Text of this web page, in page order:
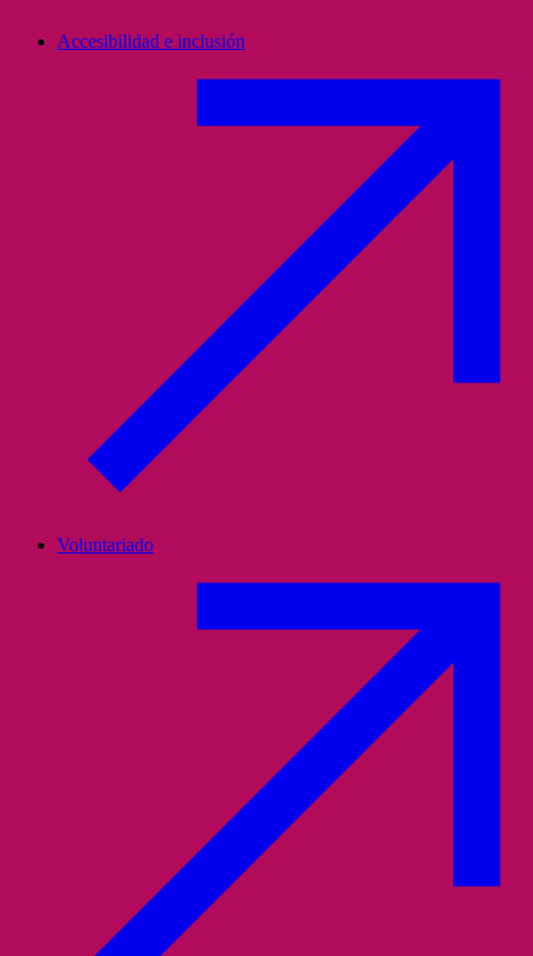
Accesibilidad e inclusión
Voluntariado